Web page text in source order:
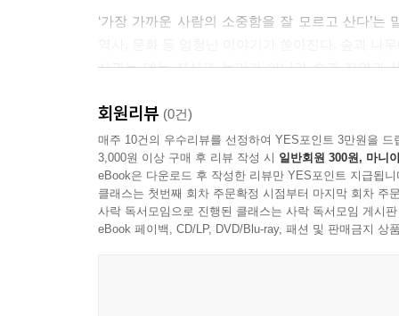
꽃잎이 없기 때문이다. 꽃은 생식기관으로 단백
그런데 해마다 5월이면 바람에 날려 길가에 뭉쳐
떨어지고, 봄이면 열매가 맺혀 씨앗이 날리는 일
간이 나이 먹고 늙어가는 일을 부정하는 일이나 같
---p.213
‘가장 가까운 사람의 소중함을 잘 모르고 산다’
사귀는 데는 지식과 논리가 아니라 숲과 자연과
사람의 친구 나무 - 반려나무를 고리로 이어지는 자
지리산 부부 숲해설가는 내 마음에 꽂히는 단
삼으라고 권한다. 동물이나 사람만이 아니라 나
눈앞에 다가온 2011년 8월 29일이다.
회원리뷰 (0건)
매주 10건의 우수리뷰를 선정하여 YES포인트 3만원을 드
3,000원 이상 구매 후 리뷰 작성 시 일반회원 300원, 마니
eBook은 다운로드 후 작성한 리뷰만 YES포인트 지급됩니
클래스는 첫번째 회차 주문확정 시점부터 마지막 회차 주
사락 독서모임으로 진행된 클래스는 사락 독서모임 게시
eBook 페이백, CD/LP, DVD/Blu-ray, 패션 및 판매금지 상